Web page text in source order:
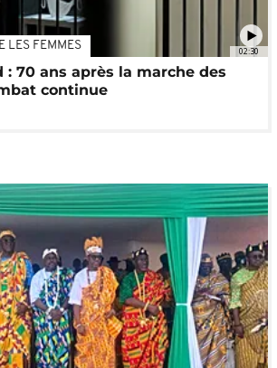
02:30
LES FEMMES
: 70 ans après la marche des
continue